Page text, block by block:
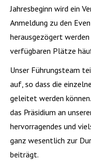
Jahresbeginn wird ein
Anmeldung zu den
herausgezögert
verfügbaren Plätze
Unser Führungsteam
auf, so dass die
geleitet werden
das Präsidium an
hervorragendes und
ganz wesentlich zur
beiträgt.